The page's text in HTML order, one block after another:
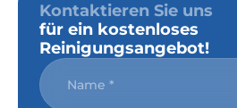
Kontaktieren Sie uns
für ein kostenloses
Reinigungsangebot!